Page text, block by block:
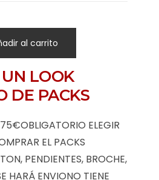
al carrito
LOOK
DE PACKS
ELEGIR
EL PACKS
PENDIENTES, BROCHE,
HARÁ ENVIONO TIENE